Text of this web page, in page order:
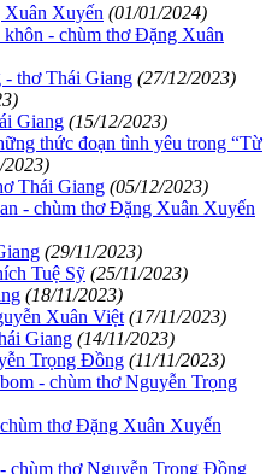
Xuân Xuyến (01/01/2024)
- chùm thơ Đặng Xuân
- thơ Thái Giang (27/12/2023)
Giang (15/12/2023)
thức đoạn tình yêu trong “Từ
2023)
Thái Giang (05/12/2023)
- chùm thơ Đặng Xuân Xuyến
(29/11/2023)
Tuệ Sỹ (25/11/2023)
(18/11/2023)
Xuân Việt (17/11/2023)
Giang (14/11/2023)
Trọng Đồng (11/11/2023)
- chùm thơ Nguyễn Trọng
thơ Đặng Xuân Xuyến
chùm thơ Nguyễn Trọng Đồng